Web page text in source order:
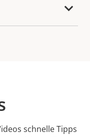
schnelle Tipps